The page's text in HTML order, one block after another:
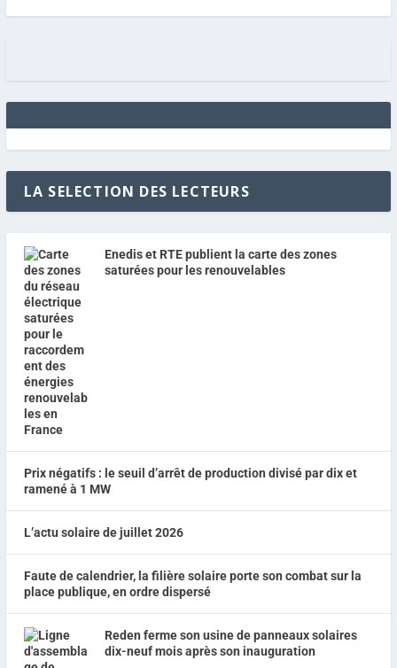
LA SELECTION DES LECTEURS
Enedis et RTE publient la carte des zones
saturées pour les renouvelables
Prix négatifs : le seuil d’arrêt de production divisé par dix et
ramené à 1 MW
L’actu solaire de juillet 2026
Faute de calendrier, la filière solaire porte son combat sur la
place publique, en ordre dispersé
Reden ferme son usine de panneaux solaires
dix-neuf mois après son inauguration